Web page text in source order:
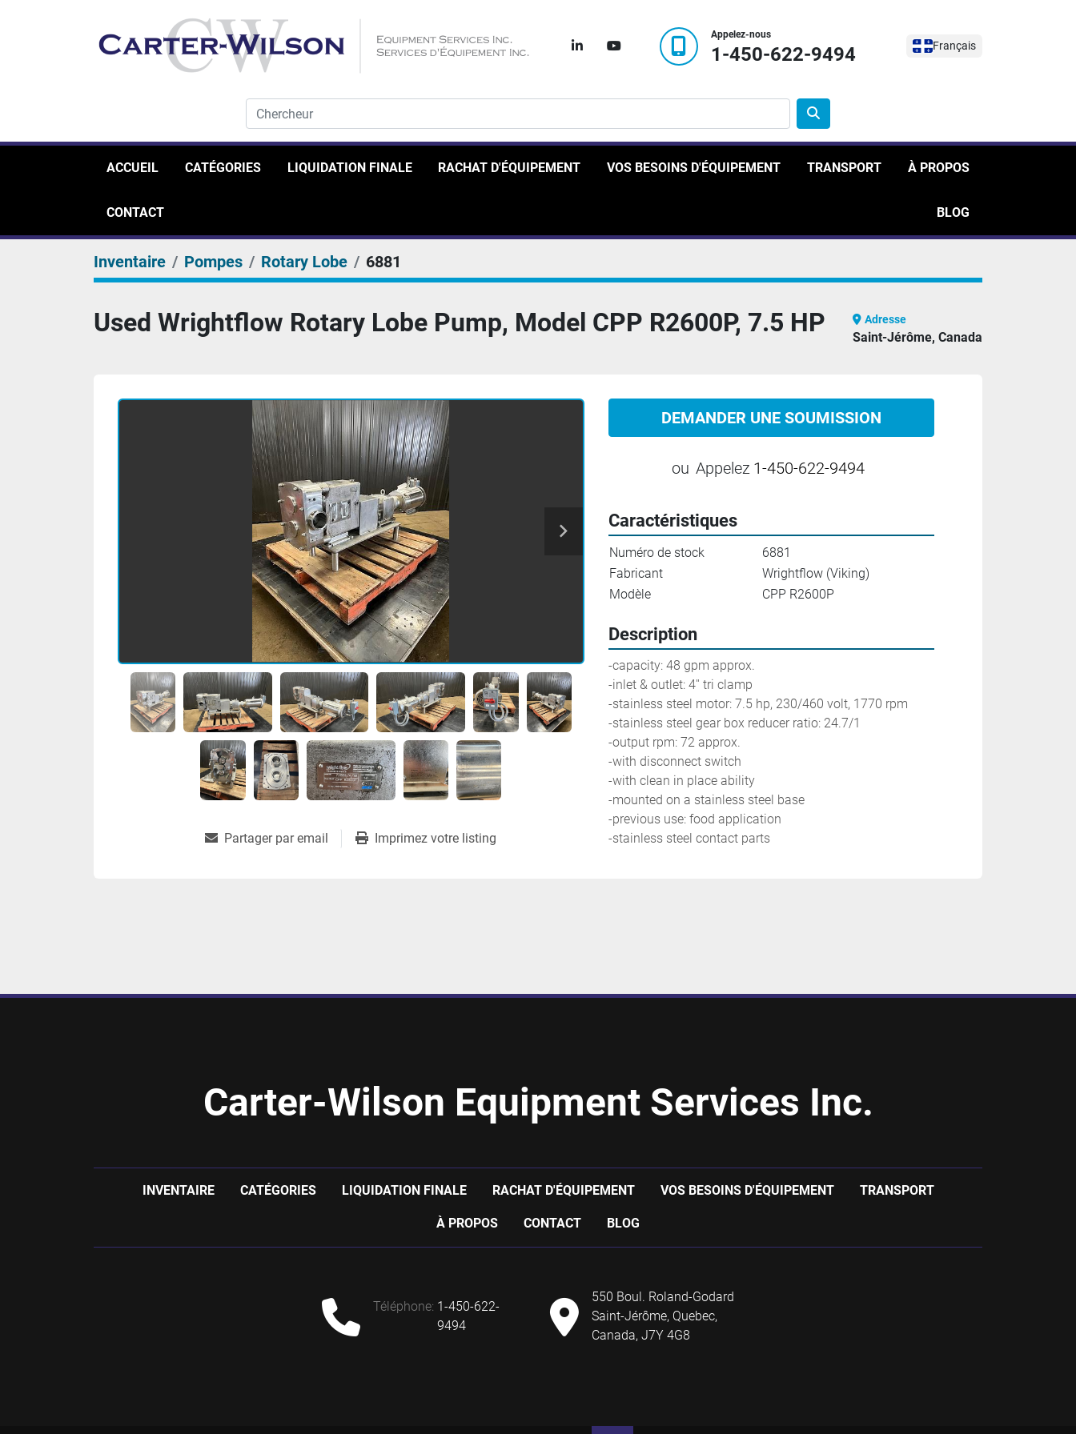
linkedinyoutube
Appelez-nous
1-450-622-9494 Français
ACCUEIL CATÉGORIES LIQUIDATION FINALE RACHAT D'ÉQUIPEMENT VOS BESOINS D'ÉQUIPEMENT TRANSPORT À PROPOS
CONTACT BLOG
Inventaire Pompes Rotary Lobe 6881
Used Wrightflow Rotary Lobe Pump, Model CPP R2600P, 7.5 HP Adresse
Saint-Jérôme, Canada
DEMANDER UNE SOUMISSION
ou Appelez 1-450-622-9494
Partager par email Imprimez votre listing
Caractéristiques
Numéro de stock
6881
Fabricant
Wrightflow (Viking)
Modèle
CPP R2600P
Description
-capacity: 48 gpm approx.
-inlet & outlet: 4'' tri clamp
-stainless steel motor: 7.5 hp, 230/460 volt, 1770 rpm
-stainless steel gear box reducer ratio: 24.7/1
-output rpm: 72 approx.
-with disconnect switch
-with clean in place ability
-mounted on a stainless steel base
-previous use: food application
-stainless steel contact parts
Carter-Wilson Equipment Services Inc.
INVENTAIRE CATÉGORIES LIQUIDATION FINALE RACHAT D'ÉQUIPEMENT VOS BESOINS D'ÉQUIPEMENT TRANSPORT
À PROPOS CONTACT BLOG
téléphone: 1-450-622-
9494
550 Boul. Roland-Godard
Saint-Jérôme, Quebec,
Canada, J7Y 4G8